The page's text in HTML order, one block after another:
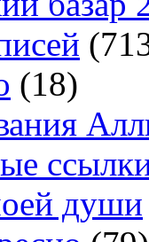
(18)
души